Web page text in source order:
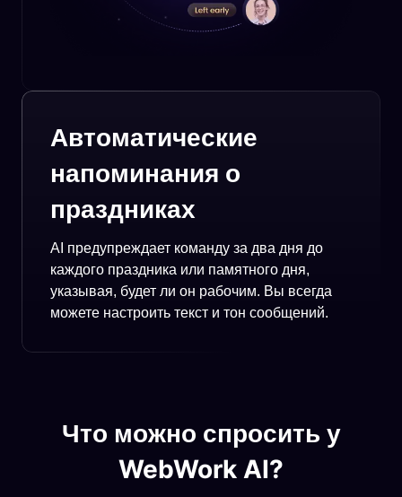
Автоматические
напоминания о
праздниках
AI предупреждает команду за два дня до
каждого праздника или памятного дня,
указывая, будет ли он рабочим. Вы всегда
можете настроить текст и тон сообщений.
Что можно спросить у
WebWork AI?